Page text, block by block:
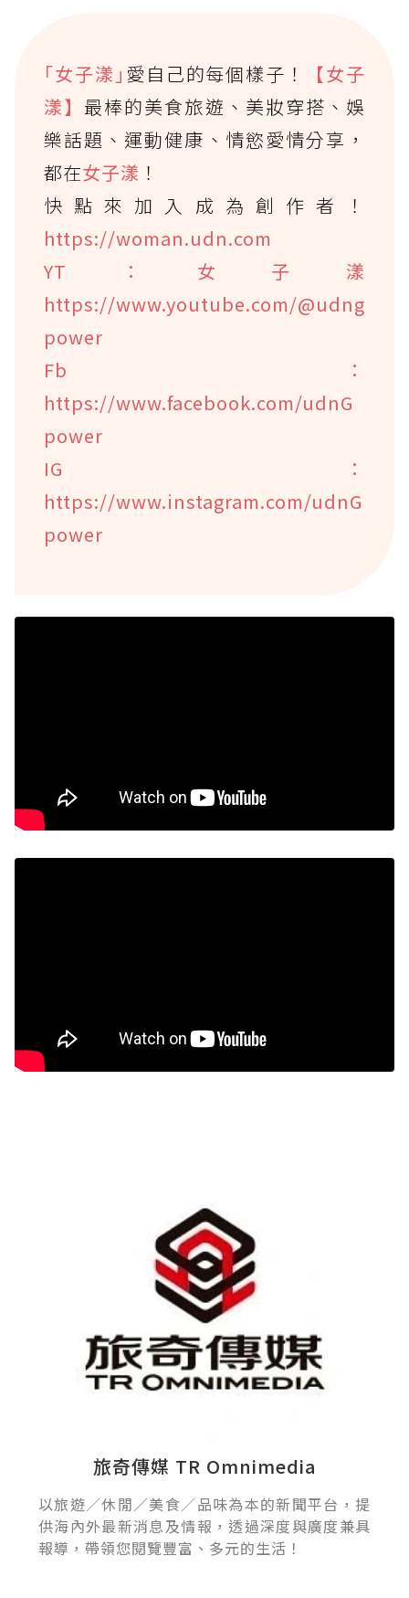
｢女子漾｣ 愛自己的每個樣子！
【女子
漾】 最棒的美食旅遊、美妝穿搭、娛
樂話題、運動健康、情慾愛情分享，
都在女子漾 ！
快點來加入成為創作者！
https://woman.udn.com
YT：女子漾
https://www.youtube.com/@udng
power
Fb：
https://www.facebook.com/udnG
power
IG：
https://www.instagram.com/udnG
power
旅奇傳媒 TR Omnimedia
以旅遊／休閒／美食／品味為本的新聞平台，提
供海內外最新消息及情報，透過深度與廣度兼具
報導，帶領您閱覽豐富、多元的生活！